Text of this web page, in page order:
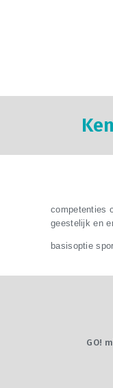
GO!
SCHOOL
CONTACT
competenties
geestelijk en
basisoptie
GO!